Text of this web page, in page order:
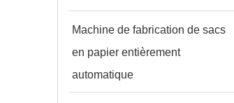
Machine de fabrication de sacs
en papier entièrement
automatique